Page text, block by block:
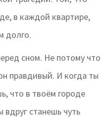
в каждой квартире,
долго.
сном. Не потому что
правдивый. И когда ты
что в твоём городе
станешь чуть